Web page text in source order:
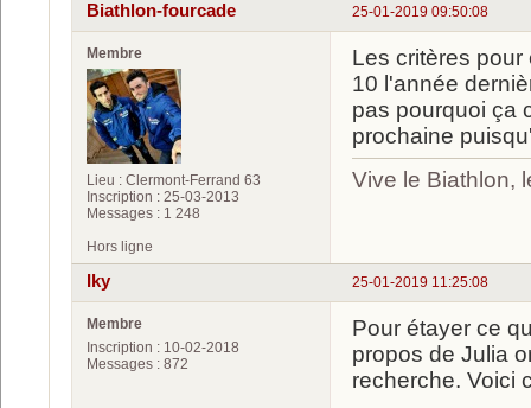
25-01-2019 09:50:08
Biathlon-fourcade
Membre
Lieu : Clermont-Ferrand 63
Inscription : 25-03-2013
Messages : 1 248
Les critères pour
10 l'année
pas pourquoi ça
prochaine
Vive le Biathlon,
Hors ligne
25-01-2019 11:25:08
Iky
Membre
Inscription : 10-02-2018
Messages : 872
Pour étayer ce
propos de Julia
recherche. Voici